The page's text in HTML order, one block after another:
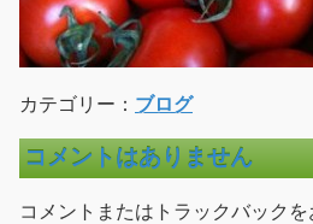
カテゴリー： ブログ
コメントはありません
コメントまたはトラックバックを